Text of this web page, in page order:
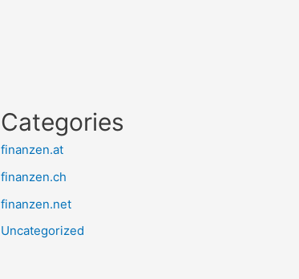
Categories
finanzen.at
finanzen.ch
finanzen.net
Uncategorized